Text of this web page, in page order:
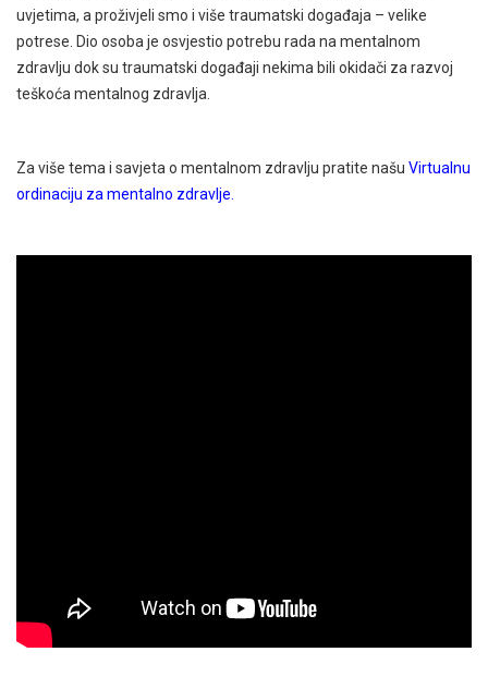
uvjetima, a proživjeli smo i više traumatski događaja – velike
potrese. Dio osoba je osvjestio potrebu rada na mentalnom
zdravlju dok su traumatski događaji nekima bili okidači za razvoj
teškoća mentalnog zdravlja.
Za više tema i savjeta o mentalnom zdravlju pratite našu Virtualnu
ordinaciju za mentalno zdravlje.